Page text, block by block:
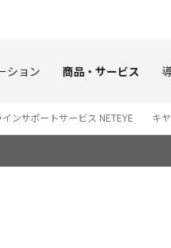
ション 商品・サービス
ンサポートサービス NETEYE キ